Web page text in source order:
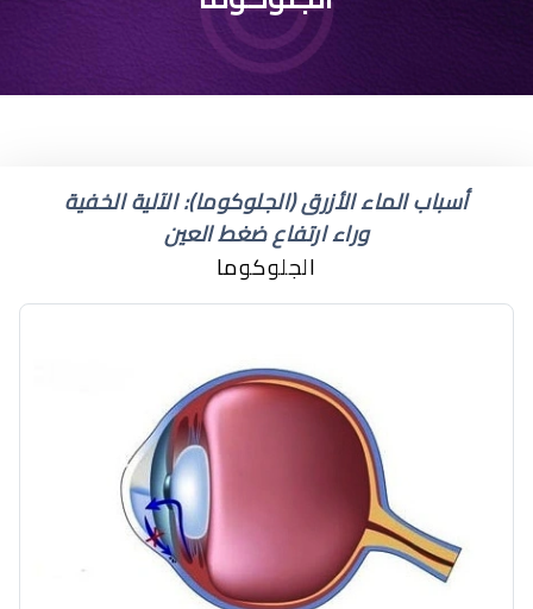
في العين
أسباب الماء الأزرق (الجلوكوما): الآلية الخفية
وراء ارتفاع ضغط العين
الجلوكوما